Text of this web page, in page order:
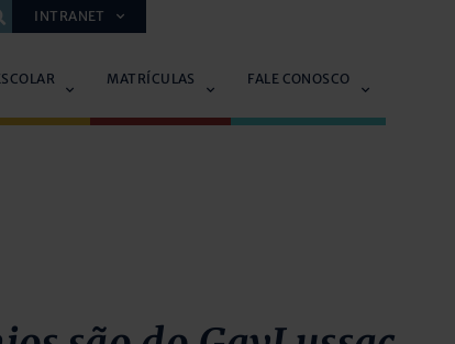
INTRANET
MATRÍCULAS FALE CONOSCO